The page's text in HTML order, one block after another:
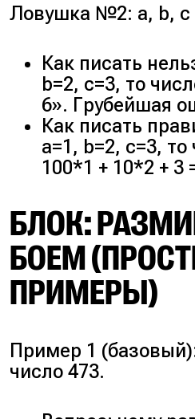
Ловушка №2: a, b,
Как писать
b=2, c=3, то
6». Грубейшая
Как писать
a=1, b=2, c=3, то
100*1 + 10*2 + 3
БЛОК:
БОЕМ
ПРИМЕРЫ)
Пример 1
число 473.